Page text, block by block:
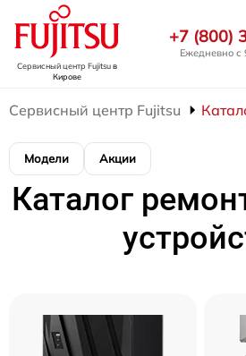
Сервисный центр Fujitsuв
Кирове
+7 (800)
Ежедневно с
Сервисный центр Fujitsu
Модели Акции
Каталог